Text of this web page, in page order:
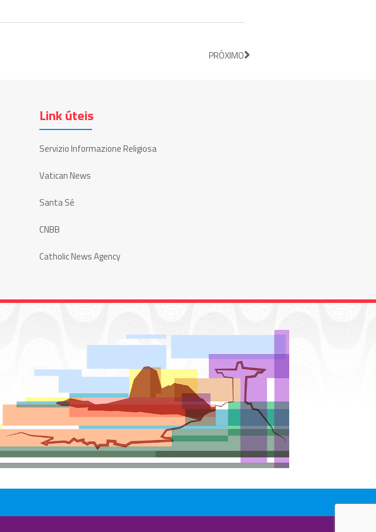
PRÓXIMO
Link úteis
Servizio Informazione Religiosa
Vatican News
Santa Sé
CNBB
Catholic News Agency